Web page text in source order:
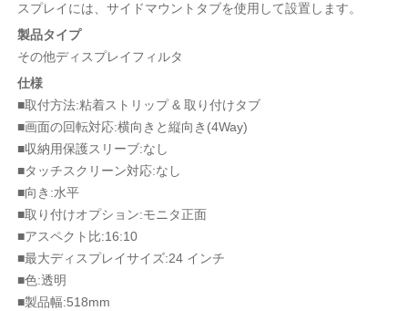
スプレイには、サイドマウントタブを使用して設置します。
製品タイプ
その他ディスプレイフィルタ
仕様
■取付方法:粘着ストリップ & 取り付けタブ
■画面の回転対応:横向きと縦向き(4Way)
■収納用保護スリーブ:なし
■タッチスクリーン対応:なし
■向き:水平
■取り付けオプション:モニタ正面
■アスペクト比:16:10
■最大ディスプレイサイズ:24 インチ
■色:透明
■製品幅:518mm